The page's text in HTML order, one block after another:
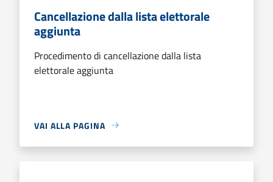
Cancellazione dalla lista elettorale
aggiunta
Procedimento di cancellazione dalla lista
elettorale aggiunta
VAI ALLA PAGINA